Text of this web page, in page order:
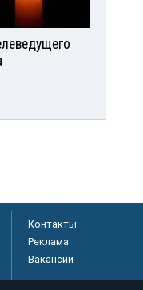
Контакты
Реклама
Вакансии